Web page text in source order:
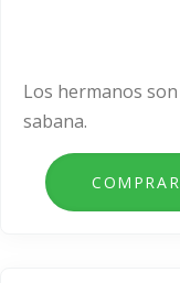
Los hermanos
sabana.